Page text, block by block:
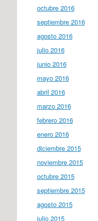
octubre 2016
septiembre 2016
agosto 2016
julio 2016
junio 2016
mayo 2016
abril 2016
marzo 2016
febrero 2016
enero 2016
diciembre 2015
noviembre 2015
octubre 2015
septiembre 2015
agosto 2015
julio 2015